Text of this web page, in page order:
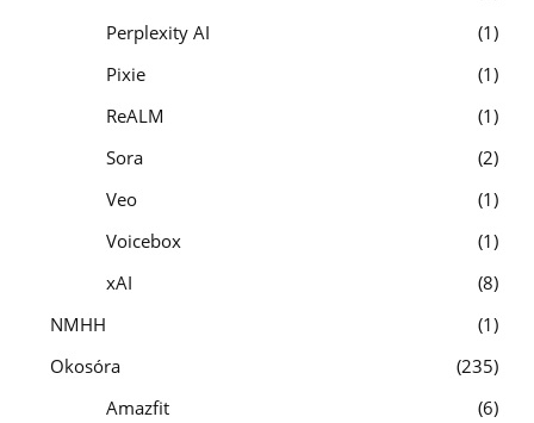
Perplexity AI
1
Pixie
1
ReALM
1
Sora
2
Veo
1
Voicebox
1
xAI
8
NMHH
1
Okosóra
235
Amazfit
6